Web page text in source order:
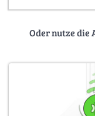
Oder nutze die